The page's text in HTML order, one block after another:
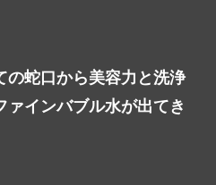
の蛇口から美容力と洗浄
ァインバブル水が出てき